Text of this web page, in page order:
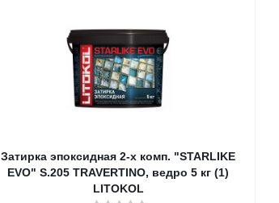
Затирка эпоксидная 2-х комп. "STARLIKE
EVO" S.205 TRAVERTINO, ведро 5 кг (1)
LITOKOL